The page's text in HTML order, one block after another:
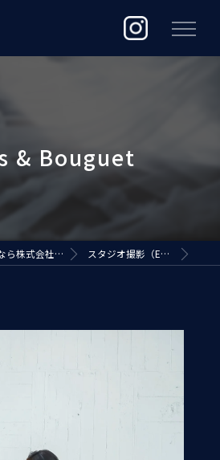
大阪のフォトスタジオなら株式会社ジ・アースプロダクション スタジオ撮影（EARTH STUDIO）